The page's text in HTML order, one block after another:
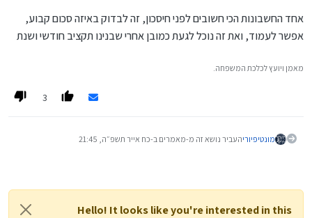
אחד החשבונות הכי חשובים לפני חיסכון, זה לבדוק באיזה סכום קבוע,
אפשר לעמוד, ואת זה נוכל לגעת כמובן אחרי שבנינו תקציב חודשי ושנת
מאמן ויועץ לכלכת המשפחה.
3
מונטיפיוריהעביר נושא זה מ-מאמרים ב-כח אייר תשפ״ה, 21:45
Hello! It looks like you're interested in this